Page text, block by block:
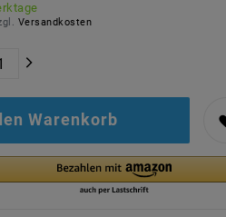
Versandkosten
Warenkorb